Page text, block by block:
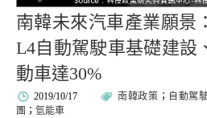
南韓未來汽車產業願景
L4自動駕駛車基礎建設
動車達30%
2019/10/17 南韓政策 ； 自動駕
團 ； 氫能車